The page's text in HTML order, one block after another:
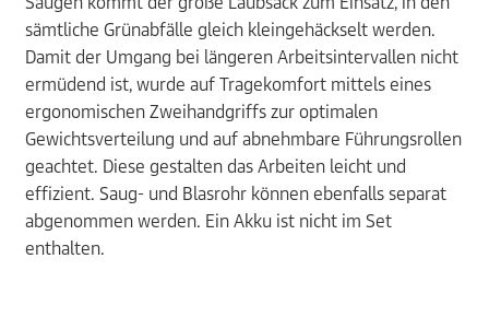
sämtliche Grünabfälle gleich kleingehäckselt werden.
Damit der Umgang bei längeren Arbeitsintervallen nicht
ermüdend ist, wurde auf Tragekomfort mittels eines
ergonomischen Zweihandgriffs zur optimalen
Gewichtsverteilung und auf abnehmbare Führungsrollen
geachtet. Diese gestalten das Arbeiten leicht und
effizient. Saug- und Blasrohr können ebenfalls separat
abgenommen werden. Ein Akku ist nicht im Set
enthalten.